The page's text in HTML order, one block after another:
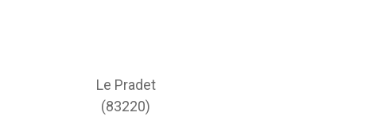
Le Pradet
(83220)